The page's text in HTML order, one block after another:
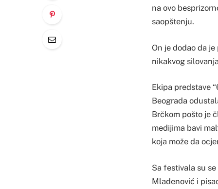
na ovo
saopštenju.
On je dodao da
nikakvog
Ekipa predstave
Beograda
Brčkom pošto je
medijima bavi
koja može da
Sa festivala su
Mladenović i